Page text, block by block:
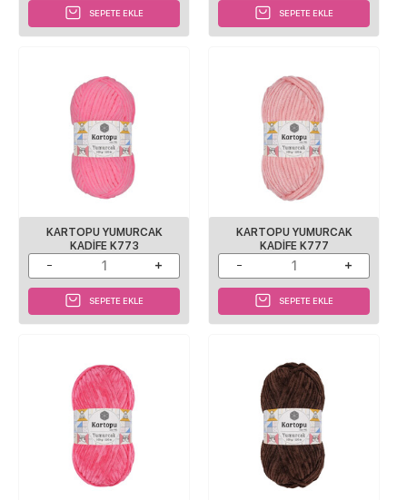
SEPETE EKLE SEPETE EKLE
KARTOPU YUMURCAK
KADIFE K773
SEPETE EKLE
KARTOPU YUMURCAK
KADIFE K777
SEPETE EKLE